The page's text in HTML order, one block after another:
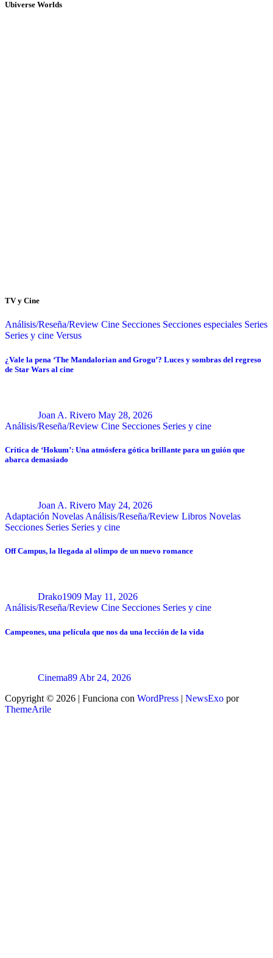
Ubiverse Worlds
TV y Cine
Análisis/Reseña/Review Cine Secciones Secciones especiales Series
Series y cine Versus
¿Vale la pena ‘The Mandalorian and Grogu’? Luces y sombras del regreso
de Star Wars al cine
Joan A. Rivero May 28, 2026
Análisis/Reseña/Review Cine Secciones Series y cine
Crítica de ‘Hokum’: Una atmósfera gótica brillante para un guión que
abarca demasiado
Joan A. Rivero May 24, 2026
Adaptación Novelas Análisis/Reseña/Review Libros Novelas
Secciones Series Series y cine
Off Campus, la llegada al olimpo de un nuevo romance
Drako1909 May 11, 2026
Análisis/Reseña/Review Cine Secciones Series y cine
Campeones, una película que nos da una lección de la vida
Cinema89 Abr 24, 2026
Copyright © 2026 | Funciona con WordPress | NewsExo por
ThemeArile